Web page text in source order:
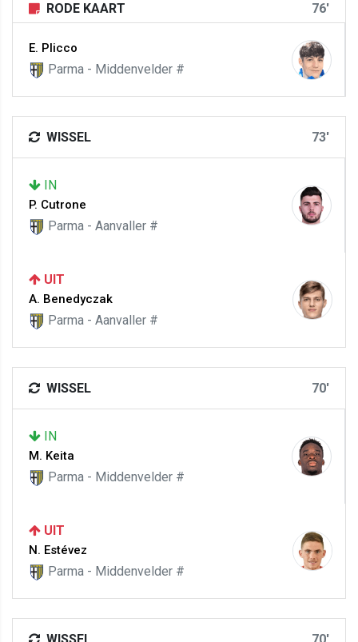
RODE KAART 76'
E. Plicco
Parma - Middenvelder #
WISSEL 73'
IN
P. Cutrone
Parma - Aanvaller #
UIT
A. Benedyczak
Parma - Aanvaller #
WISSEL 70'
IN
M. Keita
Parma - Middenvelder #
UIT
N. Estévez
Parma - Middenvelder #